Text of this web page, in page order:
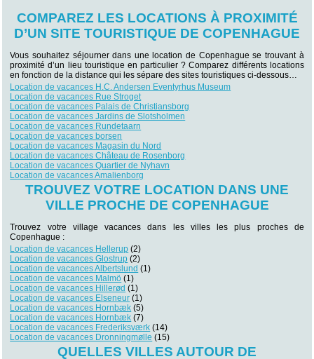
COMPAREZ LES LOCATIONS À PROXIMITÉ
D’UN SITE TOURISTIQUE DE COPENHAGUE
Vous souhaitez séjourner dans une location de Copenhague se trouvant à
proximité d’un lieu touristique en particulier ? Comparez différents locations
en fonction de la distance qui les sépare des sites touristiques ci-dessous…
Location de vacances H.C. Andersen Eventyrhus Museum
Location de vacances Rue Stroget
Location de vacances Palais de Christiansborg
Location de vacances Jardins de Slotsholmen
Location de vacances Rundetaarn
Location de vacances borsen
Location de vacances Magasin du Nord
Location de vacances Château de Rosenborg
Location de vacances Quartier de Nyhavn
Location de vacances Amalienborg
TROUVEZ VOTRE LOCATION DANS UNE
VILLE PROCHE DE COPENHAGUE
Trouvez votre village vacances dans les villes les plus proches de
Copenhague :
Location de vacances Hellerup (2)
Location de vacances Glostrup (2)
Location de vacances Albertslund (1)
Location de vacances Malmö (1)
Location de vacances Hillerød (1)
Location de vacances Elseneur (1)
Location de vacances Hornbæk (5)
Location de vacances Hornbæk (7)
Location de vacances Frederiksværk (14)
Location de vacances Dronningmølle (15)
QUELLES VILLES AUTOUR DE